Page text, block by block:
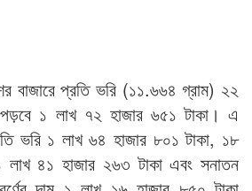
বাজারে প্রতি ভরি (১১.৬৬৪ গ্রাম) ২২
পড়বে ১ লাখ ৭২ হাজার ৬৫১ টাকা। এ
ভরি ১ লাখ ৬৪ হাজার ৮০১ টাকা, ১৮
লাখ ৪১ হাজার ২৬৩ টাকা এবং সনাতন